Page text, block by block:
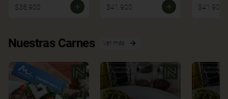
$38.900 $41.900 $41.900
Nuestras Carnes Ver más